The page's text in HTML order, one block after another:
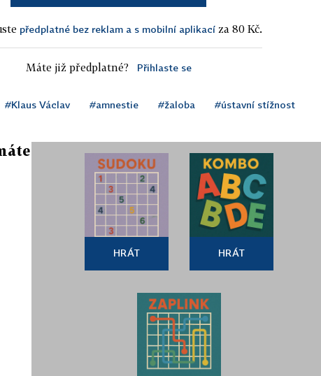
předplatné bez reklam a s mobilní aplikací za 80 Kč.
Máte již předplatné? Přihlaste se
#Klaus Václav #amnestie #žaloba #ústavní stížnost
HRÁT HRÁT